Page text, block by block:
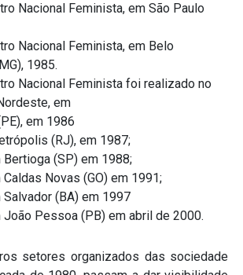
Nacional Feminista, em São Paulo
Nacional Feminista, em Belo
1985.
Nacional Feminista foi realizado no
em
em 1986
(RJ), em 1987;
Bertioga (SP) em 1988;
Caldas Novas (GO) em 1991;
Salvador (BA) em 1997
João Pessoa (PB) em abril de 2000.
setores organizados das sociedade